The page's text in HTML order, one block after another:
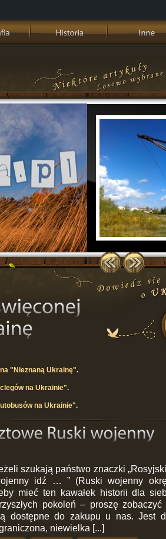
Ogromne wyrobisko siarki,
pokładów siarki rodzimej w
Zachodniej Ukrainie, jest
miłośników wędkarstwa. Dawna
ponieważ kolosalne rozmiary
"Nieznaną Ukrainę".
na Ukrainie".
na Ukrainie".
szukają państwo znaczki
idź … ” (Ruski wojenny
mieć ten kawałek historii dla
pokoleń – proszę zobaczyć
dostępne do zakupu u nas. Jest
niewielka [...]